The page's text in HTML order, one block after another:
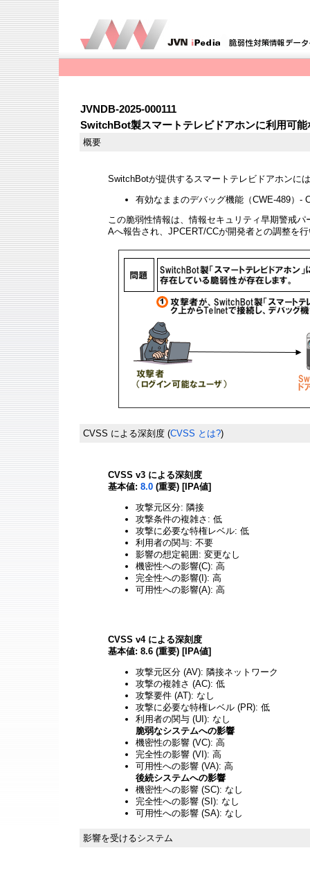
JVNDB-2025-000111
SwitchBot製スマートテレビドアホンに利用可
概要
SwitchBotが提供するスマートテレビドアホンに
有効なままのデバッグ機能（CWE-489）-
この脆弱性情報は、情報セキュリティ早期警戒
Aへ報告され、JPCERT/CCが開発者との調整を
CVSS による深刻度 (CVSS とは?)
CVSS v3 による深刻度
基本値: 8.0 (重要) [IPA値]
攻撃元区分: 隣接
攻撃条件の複雑さ: 低
攻撃に必要な特権レベル: 低
利用者の関与: 不要
影響の想定範囲: 変更なし
機密性への影響(C): 高
完全性への影響(I): 高
可用性への影響(A): 高
CVSS v4 による深刻度
基本値: 8.6 (重要) [IPA値]
攻撃元区分 (AV): 隣接ネットワーク
攻撃の複雑さ (AC): 低
攻撃要件 (AT): なし
攻撃に必要な特権レベル (PR): 低
利用者の関与 (UI): なし
脆弱なシステムへの影響
機密性の影響 (VC): 高
完全性の影響 (VI): 高
可用性への影響 (VA): 高
後続システムへの影響
機密性への影響 (SC): なし
完全性への影響 (SI): なし
可用性への影響 (SA): なし
影響を受けるシステム